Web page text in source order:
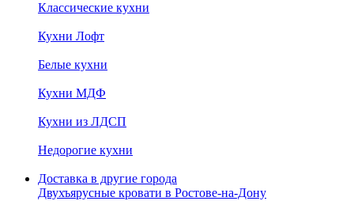
Классические кухни
Кухни Лофт
Белые кухни
Кухни МДФ
Кухни из ЛДСП
Недорогие кухни
Доставка в другие города
Двухъярусные кровати в Ростове-на-Дону